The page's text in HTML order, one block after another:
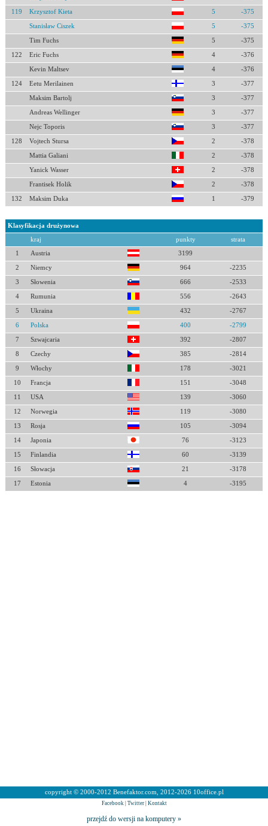
119 Krzysztof Kieta 5 -375
Stanisław Ciszek 5 -375
Tim Fuchs 5 -375
122 Eric Fuchs 4 -376
Kevin Maltsev 4 -376
124 Eetu Merilainen 3 -377
Maksim Bartolj 3 -377
Andreas Wellinger 3 -377
Nejc Toporis 3 -377
128 Vojtech Stursa 2 -378
Mattia Galiani 2 -378
Yanick Wasser 2 -378
Frantisek Holik 2 -378
132 Maksim Duka 1 -379
Klasyfikacja drużynowa
kraj punkty strata
1 Austria 3199
2 Niemcy 964 -2235
3 Słowenia 666 -2533
4 Rumunia 556 -2643
5 Ukraina 432 -2767
6 Polska 400 -2799
7 Szwajcaria 392 -2807
8 Czechy 385 -2814
9 Włochy 178 -3021
10 Francja 151 -3048
11 USA 139 -3060
12 Norwegia 119 -3080
13 Rosja 105 -3094
14 Japonia 76 -3123
15 Finlandia 60 -3139
16 Słowacja 21 -3178
17 Estonia 4 -3195
copyright © 2000-2012 Benefaktor.com, 2012-2026 10office.pl
Facebook| Twitter| Kontakt
przejdź do wersji na komputery »